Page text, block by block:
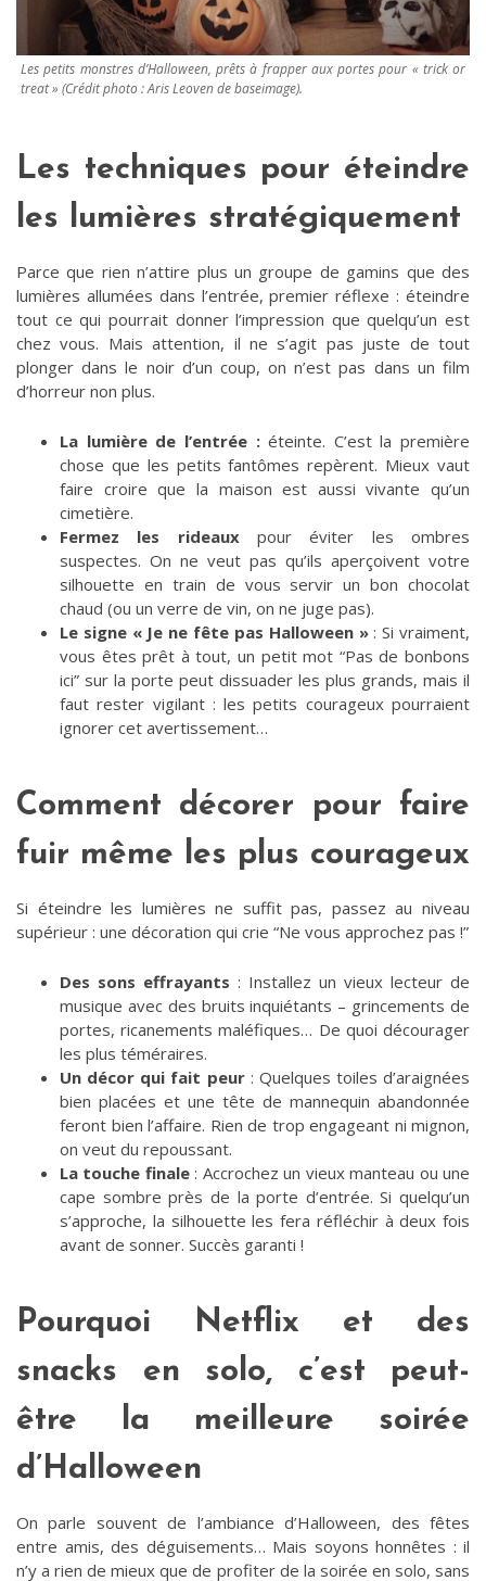
Les petits monstres d’Halloween, prêts à frapper aux portes pour « trick or
treat » (Crédit photo : Aris Leoven de baseimage).
Les techniques pour éteindre
les lumières stratégiquement
Parce que rien n’attire plus un groupe de gamins que des
lumières allumées dans l’entrée, premier réflexe : éteindre
tout ce qui pourrait donner l’impression que quelqu’un est
chez vous. Mais attention, il ne s’agit pas juste de tout
plonger dans le noir d’un coup, on n’est pas dans un film
d’horreur non plus.
La lumière de l’entrée :éteinte. C’est la première
chose que les petits fantômes repèrent. Mieux vaut
faire croire que la maison est aussi vivante qu’un
cimetière.
Fermez les rideauxpour éviter les ombres
suspectes. On ne veut pas qu’ils aperçoivent votre
silhouette en train de vous servir un bon chocolat
chaud (ou un verre de vin, on ne juge pas).
Le signe « Je ne fête pas Halloween »: Si vraiment,
vous êtes prêt à tout, un petit mot “Pas de bonbons
ici” sur la porte peut dissuader les plus grands, mais il
faut rester vigilant : les petits courageux pourraient
ignorer cet avertissement…
Comment décorer pour faire
fuir même les plus courageux
Si éteindre les lumières ne suffit pas, passez au niveau
supérieur : une décoration qui crie “Ne vous approchez pas !”
Des sons effrayants : Installez un vieux lecteur de
musique avec des bruits inquiétants – grincements de
portes, ricanements maléfiques… De quoi décourager
les plus téméraires.
Un décor qui fait peur: Quelques toiles d’araignées
bien placées et une tête de mannequin abandonnée
feront bien l’affaire. Rien de trop engageant ni mignon,
on veut du repoussant.
La touche finale: Accrochez un vieux manteau ou une
cape sombre près de la porte d’entrée. Si quelqu’un
s’approche, la silhouette les fera réfléchir à deux fois
avant de sonner. Succès garanti !
Pourquoi Netflix et des
snacks en solo, c’est peut-
être la meilleure soirée
d’Halloween
On parle souvent de l’ambiance d’Halloween, des fêtes
entre amis, des déguisements… Mais soyons honnêtes : il
n’y a rien de mieux que de profiter de la soirée en solo, sans